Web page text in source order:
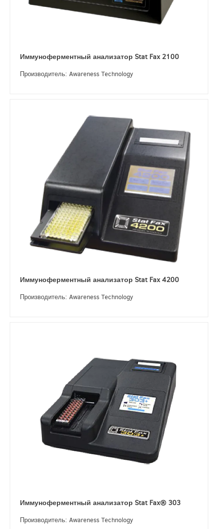
Иммуноферментный анализатор Stat Fax 2100
Производитель: Awareness Technology
Иммуноферментный анализатор Stat Fax 4200
Производитель: Awareness Technology
Иммуноферментный анализатор Stat Fax® 303
Производитель: Awareness Technology